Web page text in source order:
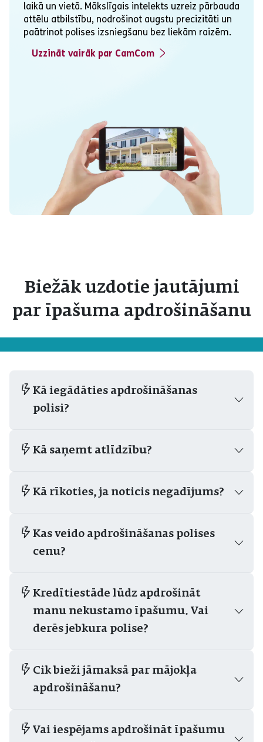
laikā un vietā. Mākslīgais intelekts uzreiz pārbauda
attēlu atbilstību, nodrošinot augstu precizitāti un
paātrinot polises izsniegšanu bez liekām raizēm.
Uzzināt vairāk par CamCom
Biežāk uzdotie jautājumi
par īpašuma apdrošināšanu
Kā iegādāties apdrošināšanas
polisi?
Kā saņemt atlīdzību?
Kā rīkoties, ja noticis negadījums?
Kas veido apdrošināšanas polises
cenu?
Kredītiestāde lūdz apdrošināt
manu nekustamo īpašumu. Vai
derēs jebkura polise?
Cik bieži jāmaksā par mājokļa
apdrošināšanu?
Vai iespējams apdrošināt īpašumu